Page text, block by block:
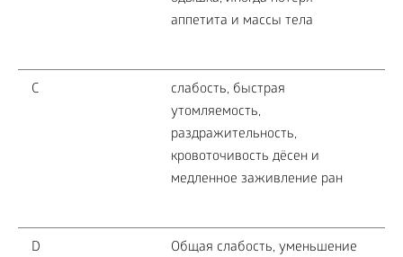
аппетита и массы тела
С
слабость, быстрая
утомляемость,
раздражительность,
кровоточивость дёсен и
медленное заживление ран
D
Общая слабость, уменьшение